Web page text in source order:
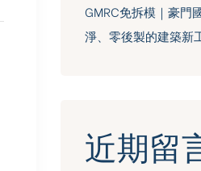
GMRC免拆模｜豪門
淨、零後製的建築新
近期留